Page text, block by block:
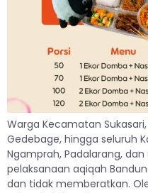
Warga Kecamatan
Gedebage, hingga seluruh
Ngamprah, Padalarang,
pelaksanaan aqiqah
dan tidak memberatkan.